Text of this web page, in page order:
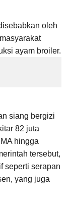
oleh
ayam broiler.
siang bergizi
82 juta
hingga
tersebut,
seperti serapan
yang juga